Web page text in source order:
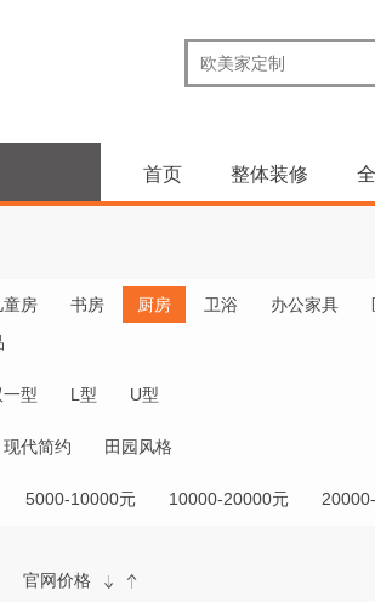
首页 整体装修
童房 书房 厨房 卫浴 办公家具
一型 L型 U型
现代简约 田园风格
5000-10000元 10000-20000元
官网价格